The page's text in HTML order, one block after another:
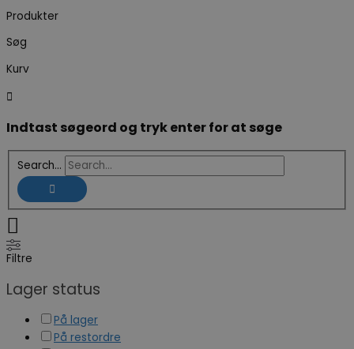
Produkter
Søg
Kurv
Indtast søgeord og tryk enter for at søge
Search...
Filtre
Lager status
På lager
På restordre